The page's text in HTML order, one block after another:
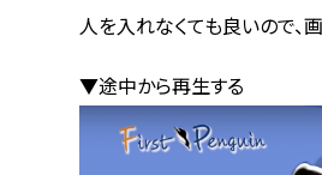
人を入れなくても良いので、
▼途中から再生する